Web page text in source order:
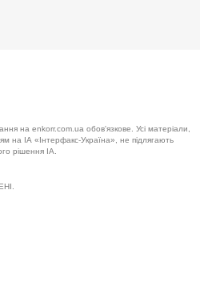
на enkorr.com.ua обов'язкове. Усі матеріали,
на ІА «Інтерфакс-Україна», не підлягають
рішення ІА.